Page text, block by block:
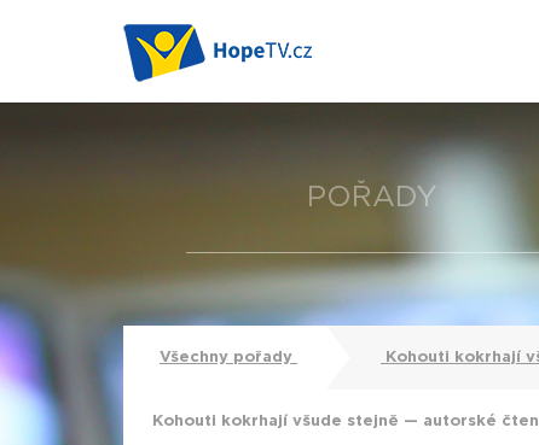
POŘADY
Všechny pořady Kohouti kokrhají
Kohouti kokrhají všude stejně — autorské